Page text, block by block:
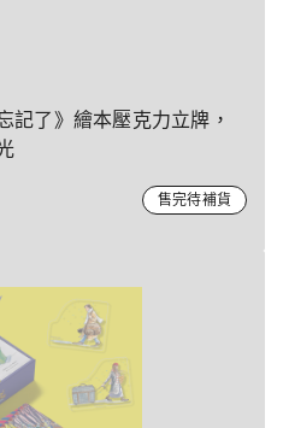
記了》繪本壓克力立牌，
售完待補貨